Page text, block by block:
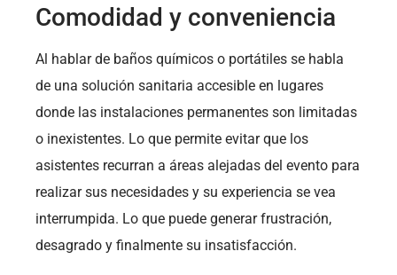
Comodidad y conveniencia
Al hablar de baños químicos o portátiles se habla
de una solución sanitaria accesible en lugares
donde las instalaciones permanentes son limitadas
o inexistentes. Lo que permite evitar que los
asistentes recurran a áreas alejadas del evento para
realizar sus necesidades y su experiencia se vea
interrumpida. Lo que puede generar frustración,
desagrado y finalmente su insatisfacción.